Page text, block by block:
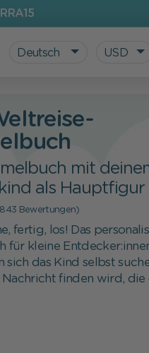
Alle
Geschenke für
Zur Einschulung
Unser Blog
Deutsch USD
mit
als Hauptfigur
Bewertungen)
fertig, los! Das
für kleine
sich das Kind selbst
Nachricht finden wird,